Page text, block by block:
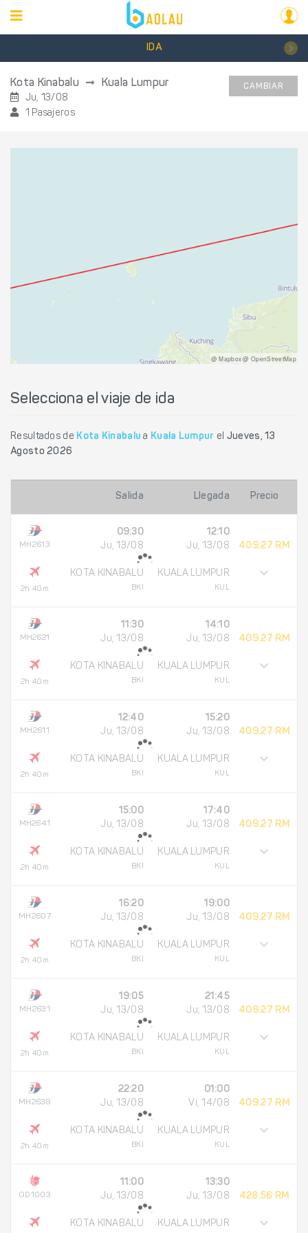
IDA
Kota Kinabalu Kuala Lumpur
Ju, 13/08
1 Pasajeros
CAMBIAR
@ Mapbox @ OpenStreetMap
Selecciona el viaje de ida
Resultados de Kota Kinabalu a Kuala Lumpur el Jueves, 13
Agosto 2026
Salida Llegada Precio
MH2613
2h 40m
09:30
Ju, 13/08
KOTA KINABALU
BKI
12:10
Ju, 13/08
KUALA LUMPUR
KUL
409.27 RM
MH2621
2h 40m
11:30
Ju, 13/08
KOTA KINABALU
BKI
14:10
Ju, 13/08
KUALA LUMPUR
KUL
409.27 RM
MH2611
2h 40m
12:40
Ju, 13/08
KOTA KINABALU
BKI
15:20
Ju, 13/08
KUALA LUMPUR
KUL
409.27 RM
MH2641
2h 40m
15:00
Ju, 13/08
KOTA KINABALU
BKI
17:40
Ju, 13/08
KUALA LUMPUR
KUL
409.27 RM
MH2607
2h 40m
16:20
Ju, 13/08
KOTA KINABALU
BKI
19:00
Ju, 13/08
KUALA LUMPUR
KUL
409.27 RM
MH2631
2h 40m
19:05
Ju, 13/08
KOTA KINABALU
BKI
21:45
Ju, 13/08
KUALA LUMPUR
KUL
409.27 RM
MH2639
2h 40m
22:20
Ju, 13/08
KOTA KINABALU
BKI
01:00
Vi, 14/08
KUALA LUMPUR
KUL
409.27 RM
OD1003
11:00
Ju, 13/08
KOTA KINABALU
13:30
Ju, 13/08
KUALA LUMPUR
428.56 RM